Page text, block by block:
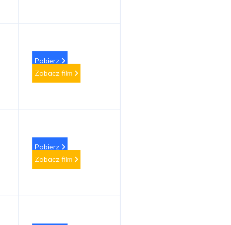
Pobierz
Zobacz film
Pobierz
Zobacz film